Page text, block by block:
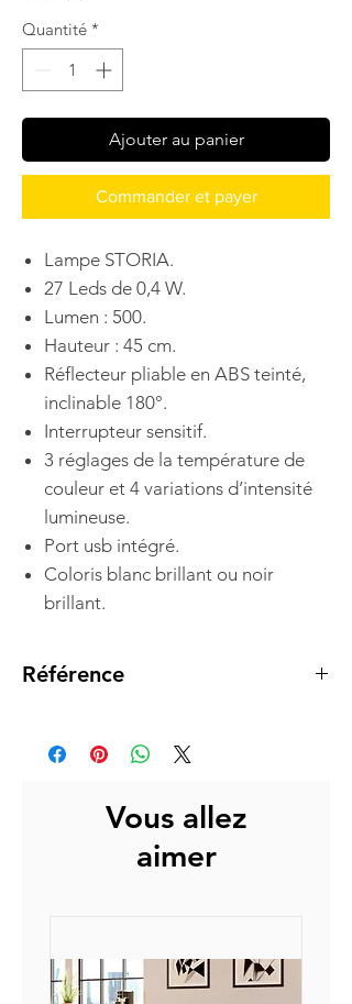
Quantité *
Ajouter au panier
Commander et payer
Lampe STORIA.
27 Leds de 0,4 W.
Lumen : 500.
Hauteur : 45 cm.
Réflecteur pliable en ABS teinté,
inclinable 180°.
Interrupteur sensitif.
3 réglages de la température de
couleur et 4 variations d’intensité
lumineuse.
Port usb intégré.
Coloris blanc brillant ou noir
brillant.
Référence
Vous allez
aimer